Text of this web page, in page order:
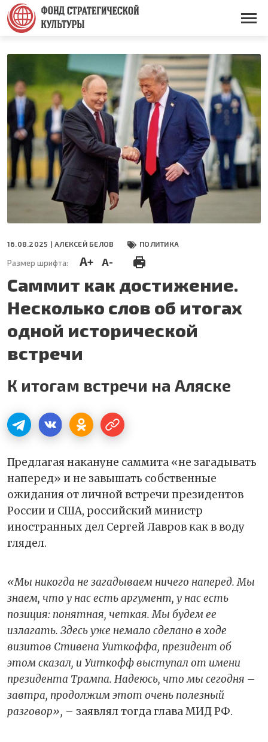
Перейти
основному
содержанию
Основная
16.08.2025 |АЛЕКСЕЙ БЕЛОВ ПОЛИТИКА
Размер шрифта: A+ A-
Саммит как достижение.
Несколько слов об итогах
одной исторической
встречи
К итогам встречи на Аляске
Предлагая накануне саммита «не загадывать
наперед» и не завышать собственные
ожидания от личной встречи президентов
России и США, российский министр
иностранных дел Сергей Лавров как в воду
глядел.
«Мы никогда не загадываем ничего наперед. Мы
знаем, что у нас есть аргумент, у нас есть
позиция: понятная, четкая. Мы будем ее
излагать. Здесь уже немало сделано в ходе
визитов Стивена Уиткоффа, президент об
этом сказал, и Уиткофф выступал от имени
президента Трампа. Надеюсь, что мы сегодня –
завтра, продолжим этот очень полезный
разговор», – заявлял тогда глава МИД РФ.